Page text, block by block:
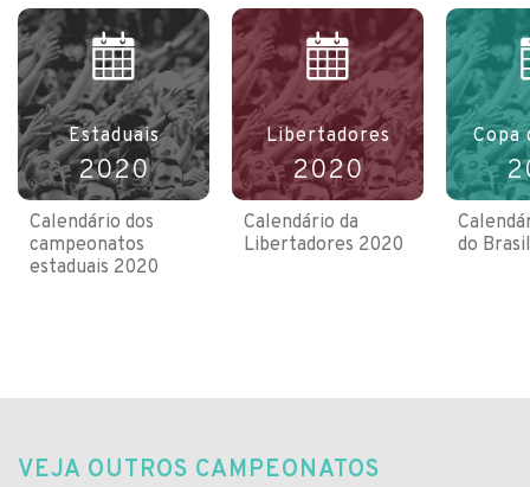
Estaduais
2020
Calendário dos
campeonatos
estaduais 2020
Libertadores
2020
Calendário da
Libertadores 2020
Copa
do
VEJA OUTROS CAMPEONATOS